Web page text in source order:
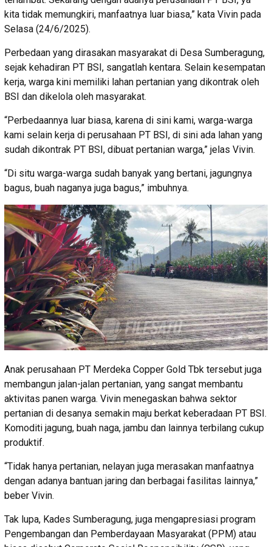
kita tidak memungkiri, manfaatnya luar biasa,” kata Vivin pada
Selasa (24/6/2025).
Perbedaan yang dirasakan masyarakat di Desa Sumberagung,
sejak kehadiran PT BSI, sangatlah kentara. Selain kesempatan
kerja, warga kini memiliki lahan pertanian yang dikontrak oleh
BSI dan dikelola oleh masyarakat.
“Perbedaannya luar biasa, karena di sini kami, warga-warga
kami selain kerja di perusahaan PT BSI, di sini ada lahan yang
sudah dikontrak PT BSI, dibuat pertanian warga,” jelas Vivin.
“Di situ warga-warga sudah banyak yang bertani, jagungnya
bagus, buah naganya juga bagus,” imbuhnya.
Anak perusahaan PT Merdeka Copper Gold Tbk tersebut juga
membangun jalan-jalan pertanian, yang sangat membantu
aktivitas panen warga. Vivin menegaskan bahwa sektor
pertanian di desanya semakin maju berkat keberadaan PT BSI.
Komoditi jagung, buah naga, jambu dan lainnya terbilang cukup
produktif.
“Tidak hanya pertanian, nelayan juga merasakan manfaatnya
dengan adanya bantuan jaring dan berbagai fasilitas lainnya,”
beber Vivin.
Tak lupa, Kades Sumberagung, juga mengapresiasi program
Pengembangan dan Pemberdayaan Masyarakat (PPM) atau